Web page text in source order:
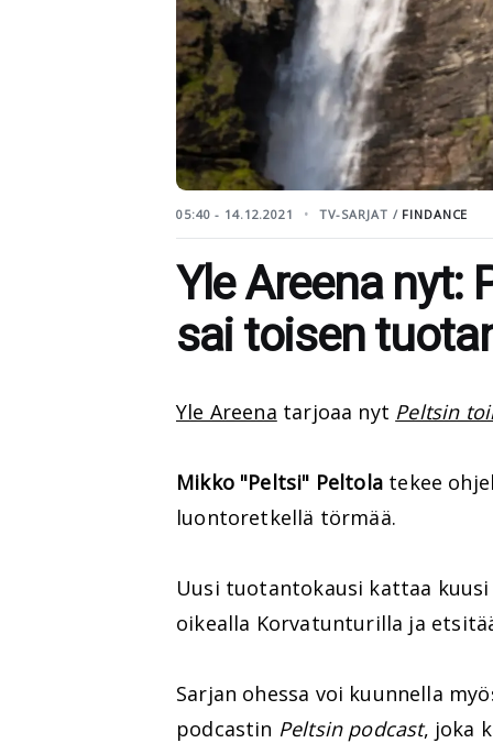
05:40 - 14.12.2021 TV-SARJAT / FINDANCE
Yle Areena nyt:
sai toisen
Yle Areena tarjoaa nyt Peltsin
Mikko "Peltsi" Peltolatekee
luontoretkellä törmää.
Uusi tuotantokausi kattaa kuusi
oikealla Korvatunturilla ja
Sarjan ohessa voi kuunnella
podcastin Peltsin podcast, joka